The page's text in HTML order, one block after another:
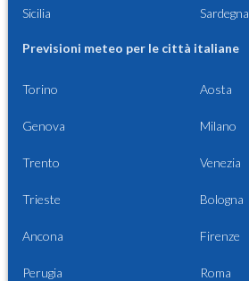
Sicilia Sardegna
Previsioni meteo per le città italiane
Torino Aosta
Genova Milano
Trento Venezia
Trieste Bologna
Ancona Firenze
Perugia Roma